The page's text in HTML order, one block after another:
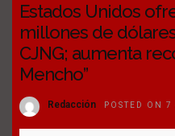
Estados Unidos
millones de
CJNG; aumenta
Mencho”
Redacción POSTED ON